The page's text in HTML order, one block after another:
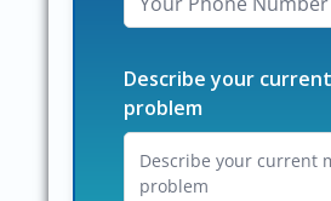
Describe your
problem